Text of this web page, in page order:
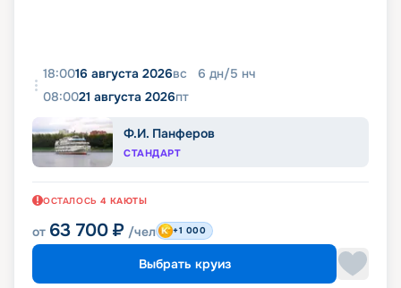
18:0016 августа 2026вс 6 дн/5 нч
08:0021 августа 2026пт
Ф.И. Панферов
СТАНДАРТ
ОСТАЛОСЬ 4 КАЮТЫ
от 63 700 ₽ /чел +1 000
Выбрать круиз